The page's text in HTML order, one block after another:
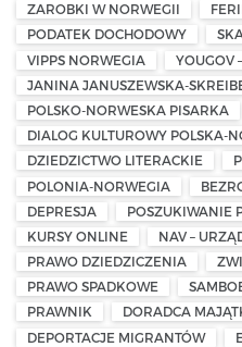
ZAROBKI W NORWEGII
PODATEK DOCHODOWY
VIPPS NORWEGIA
YOUGOV
JANINA JANUSZEWSKA-
POLSKO-NORWESKA PISARKA
DIALOG KULTUROWY POLSKA-
DZIEDZICTWO LITERACKIE
POLONIA-NORWEGIA
DEPRESJA
POSZUKIWANIE
KURSY ONLINE
NAV –
PRAWO DZIEDZICZENIA
PRAWO SPADKOWE
PRAWNIK
DORADCA
DEPORTACJE MIGRANTÓW